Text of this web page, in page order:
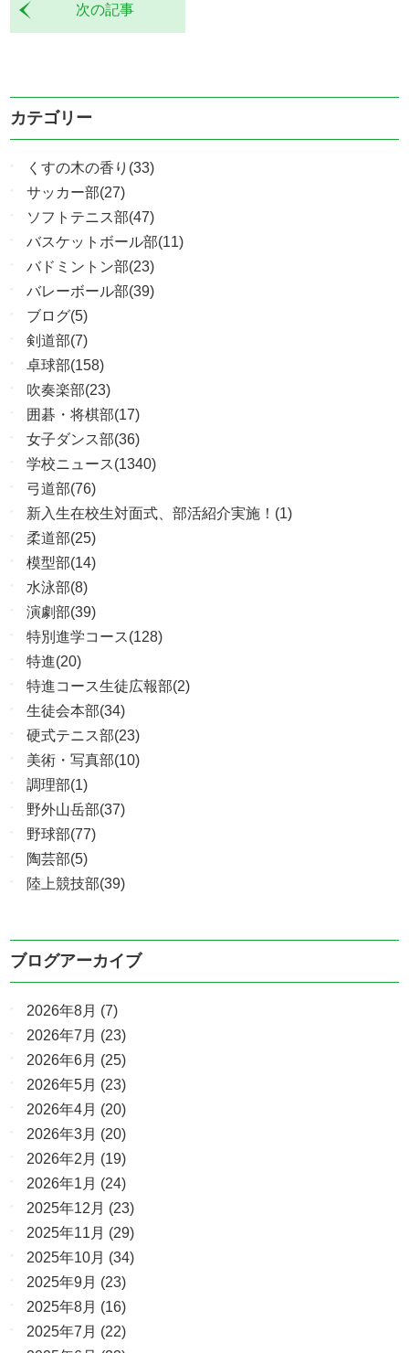
次の記事
カテゴリー
くすの木の香り(33)
サッカー部(27)
ソフトテニス部(47)
バスケットボール部(11)
バドミントン部(23)
バレーボール部(39)
ブログ(5)
剣道部(7)
卓球部(158)
吹奏楽部(23)
囲碁・将棋部(17)
女子ダンス部(36)
学校ニュース(1340)
弓道部(76)
新入生在校生対面式、部活紹介実施！(1)
柔道部(25)
模型部(14)
水泳部(8)
演劇部(39)
特別進学コース(128)
特進(20)
特進コース生徒広報部(2)
生徒会本部(34)
硬式テニス部(23)
美術・写真部(10)
調理部(1)
野外山岳部(37)
野球部(77)
陶芸部(5)
陸上競技部(39)
ブログアーカイブ
2026年8月 (7)
2026年7月 (23)
2026年6月 (25)
2026年5月 (23)
2026年4月 (20)
2026年3月 (20)
2026年2月 (19)
2026年1月 (24)
2025年12月 (23)
2025年11月 (29)
2025年10月 (34)
2025年9月 (23)
2025年8月 (16)
2025年7月 (22)